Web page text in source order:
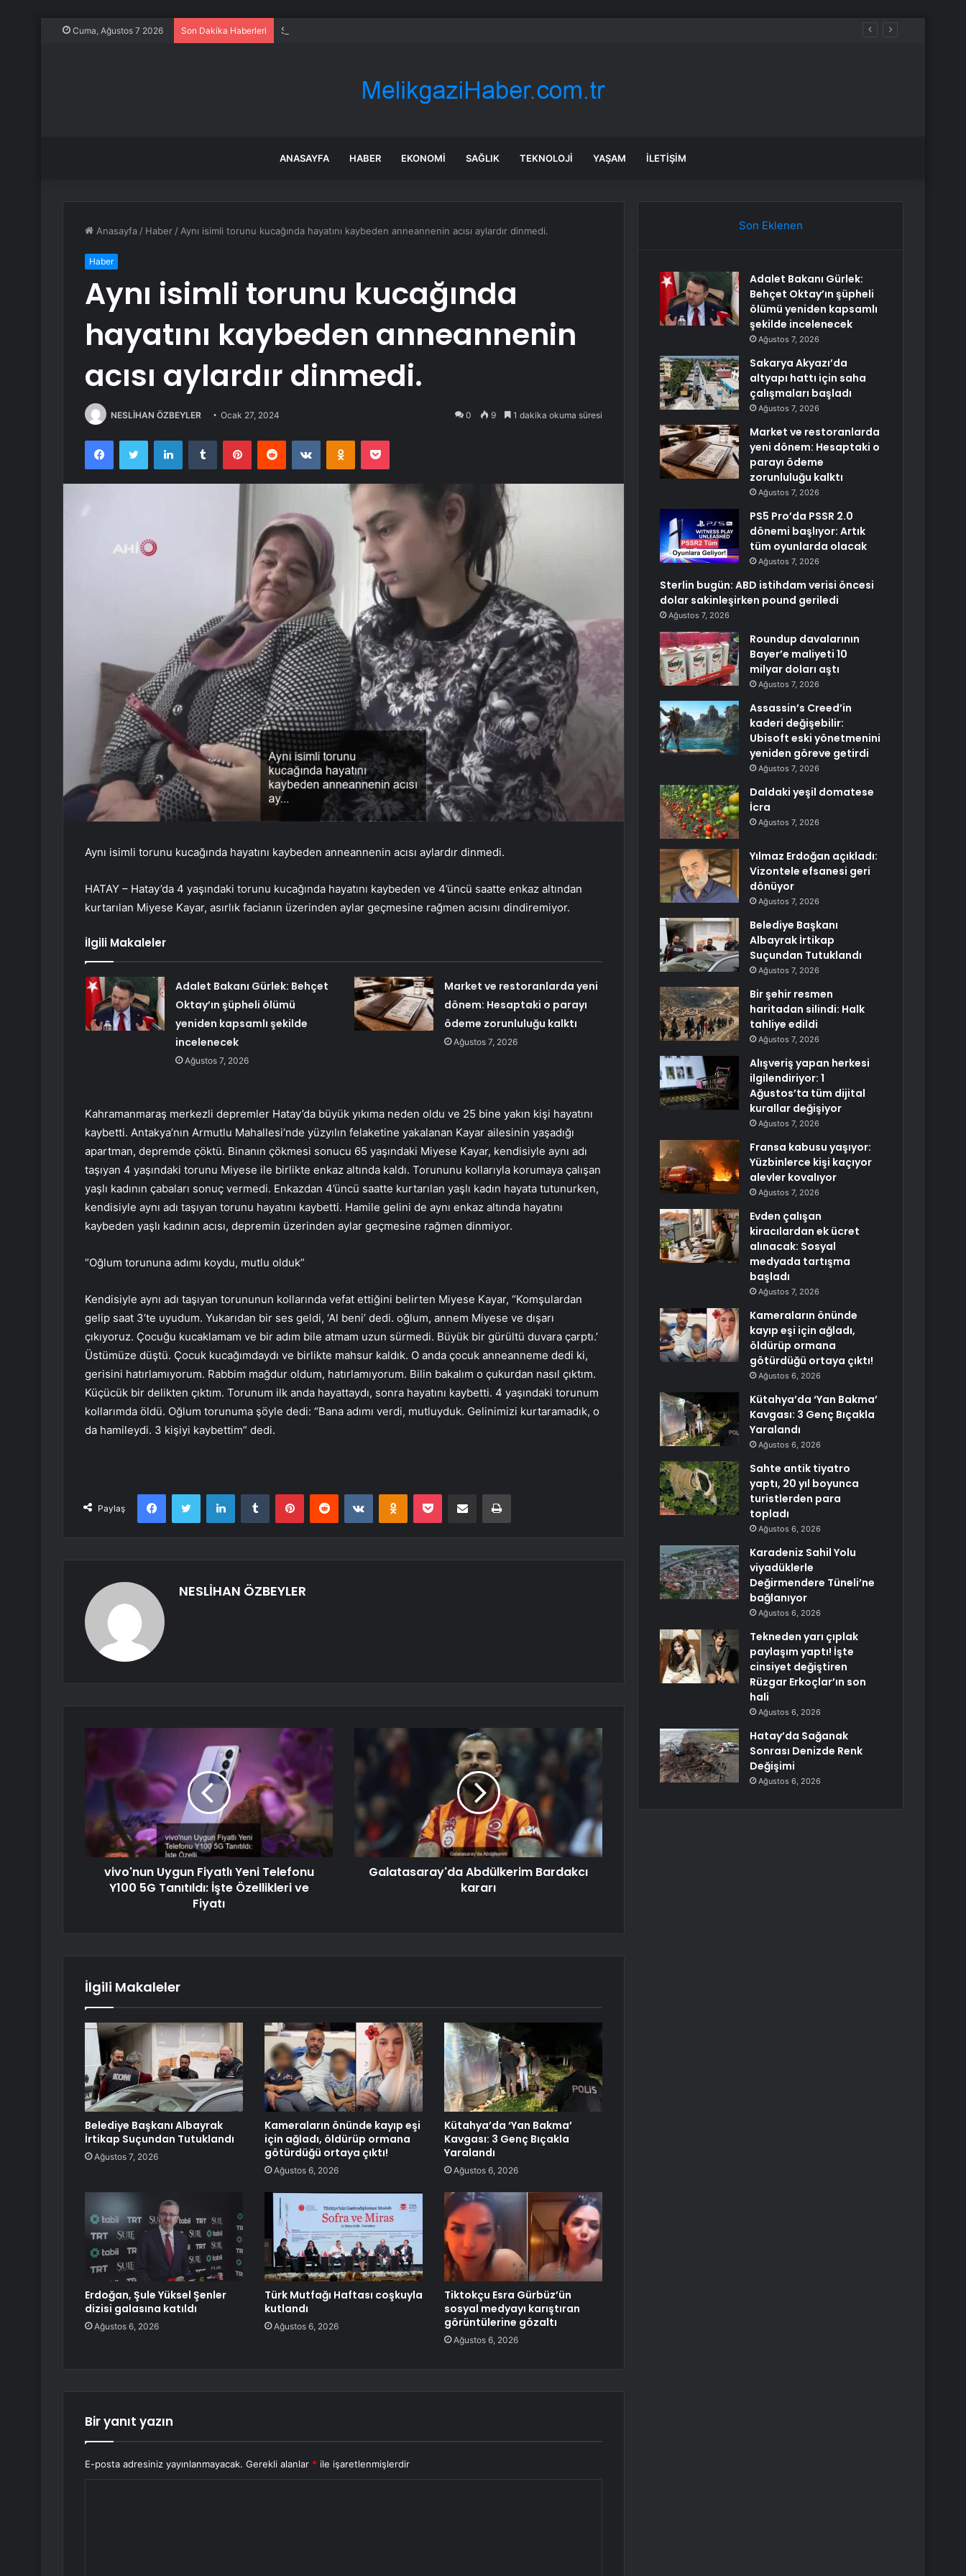
Cuma, Ağustos 7 2026 Son Dakika Haberleri Sakarya Akyazı’da altyapı hattı için saha çalışmaları başladı
ANASAYFA HABER EKONOMI SAĞLIK TEKNOLOJI YAŞAM İLETIŞIM
Anasayfa / Haber / Aynı isimli torunu kucağında hayatını kaybeden anneannenin acısı aylardır dinmedi.
Haber
Aynı isimli torunu kucağında
hayatını kaybeden anneannenin
acısı aylardır dinmedi.
NESLİHAN ÖZBEYLER Ocak 27, 2024 0 9 1 dakika okuma süresi
FacebookTwitter LinkedInTumblr PinterestReddit VKontakteOdnoklassniki
Pocket
Aynı isimli torunu kucağında hayatını kaybeden anneannenin acısı aylardır dinmedi.
HATAY – Hatay’da 4 yaşındaki torunu kucağında hayatını kaybeden ve 4’üncü saatte enkaz altından
kurtarılan Miyese Kayar, asırlık facianın üzerinden aylar geçmesine rağmen acısını dindiremiyor.
İlgili Makaleler
Adalet Bakanı Gürlek: Behçet
Oktay’ın şüpheli ölümü
yeniden kapsamlı şekilde
incelenecek
Ağustos 7, 2026
Market ve restoranlarda yeni
dönem: Hesaptaki o parayı
ödeme zorunluluğu kalktı
Ağustos 7, 2026
Kahramanmaraş merkezli depremler Hatay’da büyük yıkıma neden oldu ve 25 bine yakın kişi hayatını
kaybetti. Antakya’nın Armutlu Mahallesi’nde yüzyılın felaketine yakalanan Kayar ailesinin yaşadığı
apartman, depremde çöktü. Binanın çökmesi sonucu 65 yaşındaki Miyese Kayar, kendisiyle aynı adı
taşıyan 4 yaşındaki torunu Miyese ile birlikte enkaz altında kaldı. Torununu kollarıyla korumaya çalışan
yaşlı kadının çabaları sonuç vermedi. Enkazdan 4’üncü saatte kurtarılan yaşlı kadın hayata tutunurken,
kendisiyle aynı adı taşıyan torunu hayatını kaybetti. Hamile gelini de aynı enkaz altında hayatını
kaybeden yaşlı kadının acısı, depremin üzerinden aylar geçmesine rağmen dinmiyor.
“Oğlum torununa adımı koydu, mutlu olduk”
Kendisiyle aynı adı taşıyan torununun kollarında vefat ettiğini belirten Miyese Kayar, “Komşulardan
gelip saat 3’te uyudum. Yukarıdan bir ses geldi, ‘Al beni’ dedi. oğlum, annem Miyese ve dışarı
çıkıyoruz. Çocuğu kucaklamam ve bir adım bile atmam uzun sürmedi. Büyük bir gürültü duvara çarptı.’
Üstümüze düştü. Çocuk kucağımdaydı ve birlikte mahsur kaldık. O anda çocuk anneanneme dedi ki,
gerisini hatırlamıyorum. Rabbim mağdur oldum, hatırlamıyorum. Bilin bakalım o çukurdan nasıl çıktım.
Küçücük bir delikten çıktım. Torunum ilk anda hayattaydı, sonra hayatını kaybetti. 4 yaşındaki torunum
kollarımda öldü. Oğlum torunuma şöyle dedi: “Bana adımı verdi, mutluyduk. Gelinimizi kurtaramadık, o
da hamileydi. 3 kişiyi kaybettim” dedi.
Paylaş
FacebookTwitter LinkedInTumblr PinterestReddit VKontakteOdnoklassniki
Pocket E-Posta ile paylaş Yazdır
NESLİHAN ÖZBEYLER
vivo'nun Uygun Fiyatlı Yeni Telefonu
Y100 5G Tanıtıldı: İşte Özellikleri ve
Fiyatı
Galatasaray'da Abdülkerim Bardakcı
kararı
İlgili Makaleler
Belediye Başkanı Albayrak
İrtikap Suçundan Tutuklandı
Ağustos 7, 2026
Kameraların önünde kayıp eşi
için ağladı, öldürüp ormana
götürdüğü ortaya çıktı!
Ağustos 6, 2026
Kütahya’da ‘Yan Bakma’
Kavgası: 3 Genç Bıçakla
Yaralandı
Ağustos 6, 2026
Erdoğan, Şule Yüksel Şenler
dizisi galasına katıldı
Ağustos 6, 2026
Türk Mutfağı Haftası coşkuyla
kutlandı
Ağustos 6, 2026
Tiktokçu Esra Gürbüz’ün
sosyal medyayı karıştıran
görüntülerine gözaltı
Ağustos 6, 2026
Bir yanıt yazın
E-posta adresiniz yayınlanmayacak. Gerekli alanlar * ile işaretlenmişlerdir
Son Eklenen
Adalet Bakanı Gürlek:
Behçet Oktay’ın şüpheli
ölümü yeniden kapsamlı
şekilde incelenecek
Ağustos 7, 2026
Sakarya Akyazı’da
altyapı hattı için saha
çalışmaları başladı
Ağustos 7, 2026
Market ve restoranlarda
yeni dönem: Hesaptaki o
parayı ödeme
zorunluluğu kalktı
Ağustos 7, 2026
PS5 Pro’da PSSR 2.0
dönemi başlıyor: Artık
tüm oyunlarda olacak
Ağustos 7, 2026
Sterlin bugün: ABD istihdam verisi öncesi
dolar sakinleşirken pound geriledi
Ağustos 7, 2026
Roundup davalarının
Bayer’e maliyeti 10
milyar doları aştı
Ağustos 7, 2026
Assassin’s Creed’in
kaderi değişebilir:
Ubisoft eski yönetmenini
yeniden göreve getirdi
Ağustos 7, 2026
Daldaki yeşil domatese
İcra
Ağustos 7, 2026
Yılmaz Erdoğan açıkladı:
Vizontele efsanesi geri
dönüyor
Ağustos 7, 2026
Belediye Başkanı
Albayrak İrtikap
Suçundan Tutuklandı
Ağustos 7, 2026
Bir şehir resmen
haritadan silindi: Halk
tahliye edildi
Ağustos 7, 2026
Alışveriş yapan herkesi
ilgilendiriyor: 1
Ağustos’ta tüm dijital
kurallar değişiyor
Ağustos 7, 2026
Fransa kabusu yaşıyor:
Yüzbinlerce kişi kaçıyor
alevler kovalıyor
Ağustos 7, 2026
Evden çalışan
kiracılardan ek ücret
alınacak: Sosyal
medyada tartışma
başladı
Ağustos 7, 2026
Kameraların önünde
kayıp eşi için ağladı,
öldürüp ormana
götürdüğü ortaya çıktı!
Ağustos 6, 2026
Kütahya’da ‘Yan Bakma’
Kavgası: 3 Genç Bıçakla
Yaralandı
Ağustos 6, 2026
Sahte antik tiyatro
yaptı, 20 yıl boyunca
turistlerden para
topladı
Ağustos 6, 2026
Karadeniz Sahil Yolu
viyadüklerle
Değirmendere Tüneli’ne
bağlanıyor
Ağustos 6, 2026
Tekneden yarı çıplak
paylaşım yaptı! İşte
cinsiyet değiştiren
Rüzgar Erkoçlar’ın son
hali
Ağustos 6, 2026
Hatay’da Sağanak
Sonrası Denizde Renk
Değişimi
Ağustos 6, 2026